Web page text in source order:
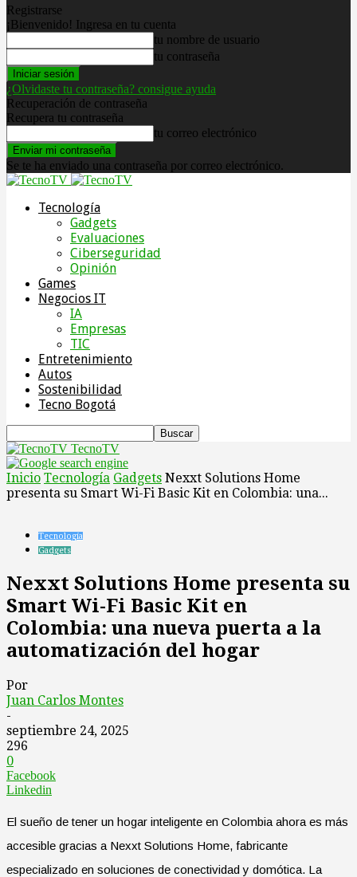
Registrarse
¡Bienvenido! Ingresa en tu cuenta
tu nombre de usuario
tu contraseña
¿Olvidaste tu contraseña? consigue ayuda
Recuperación de contraseña
Recupera tu contraseña
tu correo electrónico
Se te ha enviado una contraseña por correo electrónico.
Tecnología
Gadgets
Evaluaciones
Ciberseguridad
Opinión
Games
Negocios IT
IA
Empresas
TIC
Entretenimiento
Autos
Sostenibilidad
Tecno Bogotá
TecnoTV
Inicio Tecnología Gadgets Nexxt Solutions Home
presenta su Smart Wi-Fi Basic Kit en Colombia: una...
Tecnología
Gadgets
Nexxt Solutions Home presenta su
Smart Wi-Fi Basic Kit en
Colombia: una nueva puerta a la
automatización del hogar
Por
Juan Carlos Montes
-
septiembre 24, 2025
296
0
Facebook
Linkedin
El sueño de tener un hogar inteligente en Colombia ahora es más
accesible gracias a Nexxt Solutions Home, fabricante
especializado en soluciones de conectividad y domótica. La